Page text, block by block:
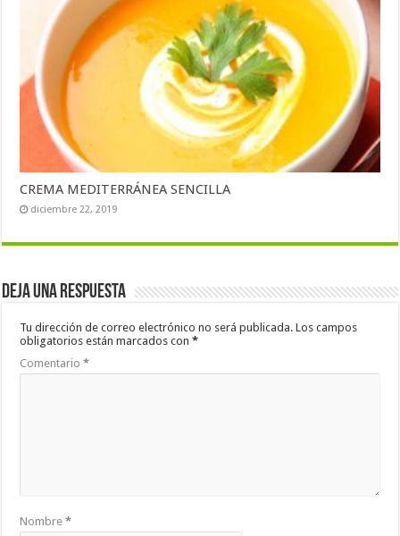
CREMA MEDITERRÁNEA SENCILLA
diciembre 22, 2019
Deja una respuesta
Tu dirección de correo electrónico no será publicada. Los campos
obligatorios están marcados con*
Comentario*
Nombre*